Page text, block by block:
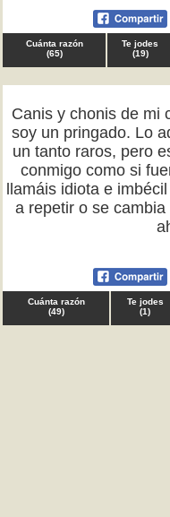
Cuánta razón
(65)
Te jodes
(19)
Canis y chonis de mi
soy un pringado. Lo
un tanto raros, pero
conmigo como si
llamáis idiota e
a repetir o se
Cuánta razón
(49)
Te jodes
(1)